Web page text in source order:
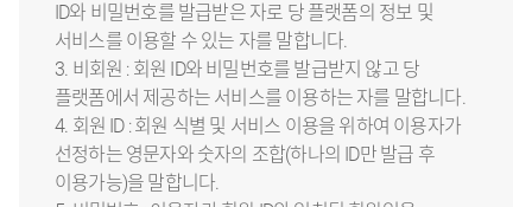
ID와 비밀번호를 발급받은 자로 당 플랫폼의 정보 및
서비스를 이용할 수 있는 자를 말합니다.
3. 비회원 : 회원 ID와 비밀번호를 발급받지 않고 당
플랫폼에서 제공하는 서비스를 이용하는 자를 말합니다.
4. 회원 ID : 회원 식별 및 서비스 이용을 위하여 이용자가
선정하는 영문자와 숫자의 조합(하나의 ID만 발급 후
이용가능)을 말합니다.